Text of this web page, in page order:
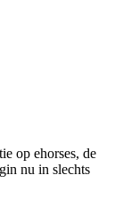
op ehorses, de
nu in slechts